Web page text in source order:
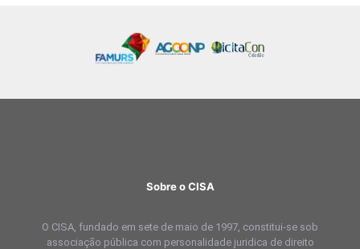
Sobre o CISA
O CISA, fundado em sete de maio de 1997, constitui-se sob
associação pública com personalidade juridica de direito